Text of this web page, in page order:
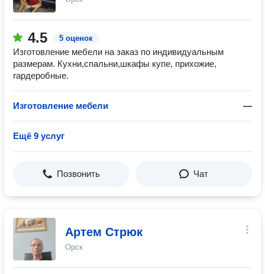
4.5 5 оценок
Изготовление мебели на заказ по индивидуальным
размерам. Кухни,спальни,шкафы купе, прихожие,
гардеробные.
Изготовление мебели —
Ещё 9 услуг
Позвонить Чат
Артем Стрюк
Орск